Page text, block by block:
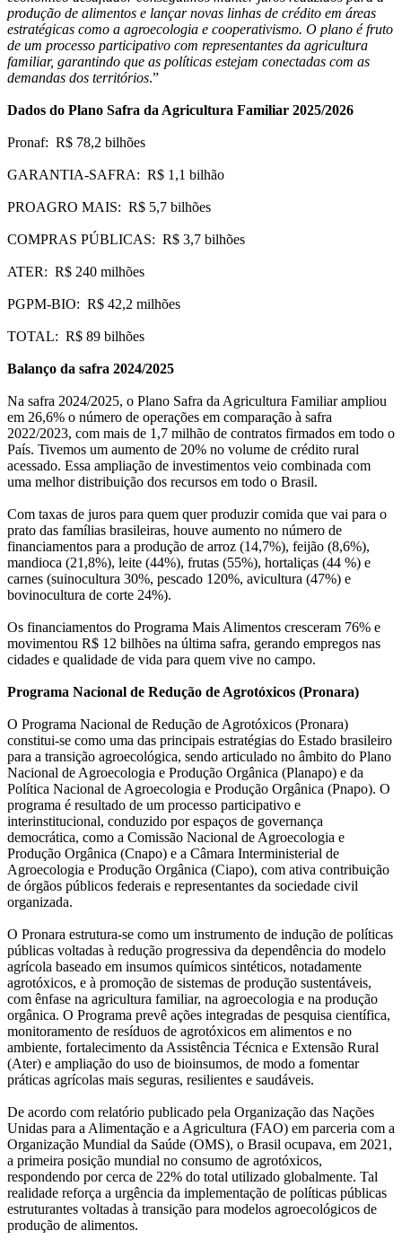
produção de alimentos e lançar novas linhas de crédito em áreas
estratégicas como a agroecologia e cooperativismo. O plano é fruto
de um processo participativo com representantes da agricultura
familiar, garantindo que as políticas estejam conectadas com as
demandas dos territórios.”
Dados do Plano Safra da Agricultura Familiar 2025/2026
Pronaf: R$ 78,2 bilhões
GARANTIA-SAFRA: R$ 1,1 bilhão
PROAGRO MAIS: R$ 5,7 bilhões
COMPRAS PÚBLICAS: R$ 3,7 bilhões
ATER: R$ 240 milhões
PGPM-BIO: R$ 42,2 milhões
TOTAL: R$ 89 bilhões
Balanço da safra 2024/2025
Na safra 2024/2025, o Plano Safra da Agricultura Familiar ampliou
em 26,6% o número de operações em comparação à safra
2022/2023, com mais de 1,7 milhão de contratos firmados em todo o
País. Tivemos um aumento de 20% no volume de crédito rural
acessado. Essa ampliação de investimentos veio combinada com
uma melhor distribuição dos recursos em todo o Brasil.
Com taxas de juros para quem quer produzir comida que vai para o
prato das famílias brasileiras, houve aumento no número de
financiamentos para a produção de arroz (14,7%), feijão (8,6%),
mandioca (21,8%), leite (44%), frutas (55%), hortaliças (44 %) e
carnes (suinocultura 30%, pescado 120%, avicultura (47%) e
bovinocultura de corte 24%).
Os financiamentos do Programa Mais Alimentos cresceram 76% e
movimentou R$ 12 bilhões na última safra, gerando empregos nas
cidades e qualidade de vida para quem vive no campo.
Programa Nacional de Redução de Agrotóxicos (Pronara)
O Programa Nacional de Redução de Agrotóxicos (Pronara)
constitui-se como uma das principais estratégias do Estado brasileiro
para a transição agroecológica, sendo articulado no âmbito do Plano
Nacional de Agroecologia e Produção Orgânica (Planapo) e da
Política Nacional de Agroecologia e Produção Orgânica (Pnapo). O
programa é resultado de um processo participativo e
interinstitucional, conduzido por espaços de governança
democrática, como a Comissão Nacional de Agroecologia e
Produção Orgânica (Cnapo) e a Câmara Interministerial de
Agroecologia e Produção Orgânica (Ciapo), com ativa contribuição
de órgãos públicos federais e representantes da sociedade civil
organizada.
O Pronara estrutura-se como um instrumento de indução de políticas
públicas voltadas à redução progressiva da dependência do modelo
agrícola baseado em insumos químicos sintéticos, notadamente
agrotóxicos, e à promoção de sistemas de produção sustentáveis,
com ênfase na agricultura familiar, na agroecologia e na produção
orgânica. O Programa prevê ações integradas de pesquisa científica,
monitoramento de resíduos de agrotóxicos em alimentos e no
ambiente, fortalecimento da Assistência Técnica e Extensão Rural
(Ater) e ampliação do uso de bioinsumos, de modo a fomentar
práticas agrícolas mais seguras, resilientes e saudáveis.
De acordo com relatório publicado pela Organização das Nações
Unidas para a Alimentação e a Agricultura (FAO) em parceria com a
Organização Mundial da Saúde (OMS), o Brasil ocupava, em 2021,
a primeira posição mundial no consumo de agrotóxicos,
respondendo por cerca de 22% do total utilizado globalmente. Tal
realidade reforça a urgência da implementação de políticas públicas
estruturantes voltadas à transição para modelos agroecológicos de
produção de alimentos.